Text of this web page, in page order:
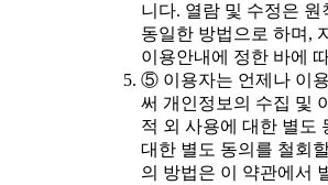
니다. 열람 및 수정은
동일한 방법으로 하며,
이용안내에 정한 바에
⑤ 이용자는 언제나 이
써 개인정보의 수집 및
적 외 사용에 대한 별도
대한 별도 동의를 철회
의 방법은 이 약관에서